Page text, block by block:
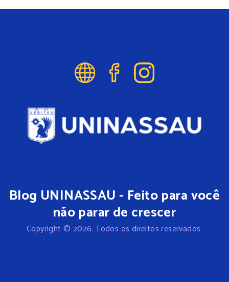
Blog UNINASSAU - Feito para você
não parar de crescer
Copyright © 2026. Todos os direitos reservados.